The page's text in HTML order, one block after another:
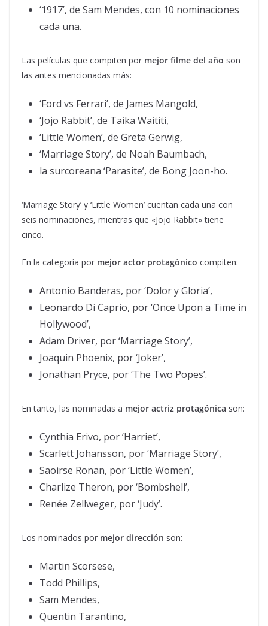
‘1917’, de Sam Mendes, con 10 nominaciones
cada una.
Las películas que compiten por mejor filme del año son
las antes mencionadas más:
‘Ford vs Ferrari’, de James Mangold,
‘Jojo Rabbit’, de Taika Waititi,
‘Little Women’, de Greta Gerwig,
‘Marriage Story’, de Noah Baumbach,
la surcoreana ‘Parasite’, de Bong Joon-ho.
‘Marriage Story’ y ‘Little Women’ cuentan cada una con
seis nominaciones, mientras que «Jojo Rabbit» tiene
cinco.
En la categoría por mejor actor protagónico compiten:
Antonio Banderas, por ‘Dolor y Gloria’,
Leonardo Di Caprio, por ‘Once Upon a Time in
Hollywood’,
Adam Driver, por ‘Marriage Story’,
Joaquin Phoenix, por ‘Joker’,
Jonathan Pryce, por ‘The Two Popes’.
En tanto, las nominadas a mejor actriz protagónica son:
Cynthia Erivo, por ‘Harriet’,
Scarlett Johansson, por ‘Marriage Story’,
Saoirse Ronan, por ‘Little Women’,
Charlize Theron, por ‘Bombshell’,
Renée Zellweger, por ‘Judy’.
Los nominados por mejor dirección son:
Martin Scorsese,
Todd Phillips,
Sam Mendes,
Quentin Tarantino,